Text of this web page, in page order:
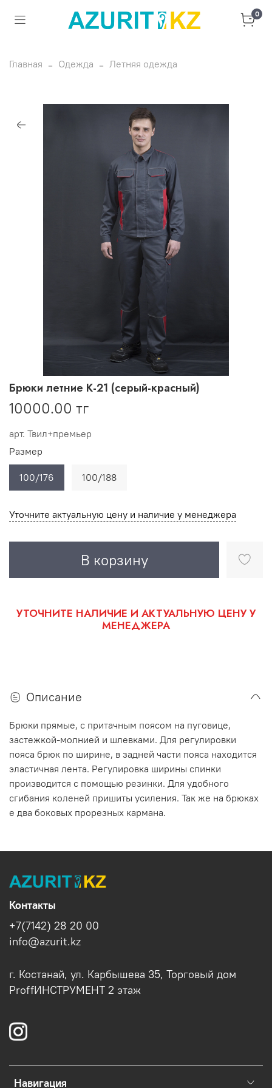
0
Главная Одежда Летняя одежда
арт. Твил+премьер
Брюки летние К-21 (серый-красный)
10000.00 тг
Уточните актуальную цену и наличие у менеджера
В корзину
Размер
100/176 100/188
УТОЧНИТЕ НАЛИЧИЕ И АКТУАЛЬНУЮ ЦЕНУ У
МЕНЕДЖЕРА
Описание
Брюки прямые, с притачным поясом на пуговице,
застежкой-молнией и шлевками. Для регулировки
пояса брюк по ширине, в задней части пояса находится
эластичная лента. Регулировка ширины спинки
производится с помощью резинки. Для удобного
сгибания коленей пришиты усиления. Так же на брюках
е два боковых прорезных кармана.
Навигация
Контакты
+7(7142) 28 20 00
info@azurit.kz
г. Костанай, ул. Карбышева 35, Торговый дом
ProffИНСТРУМЕНТ 2 этаж